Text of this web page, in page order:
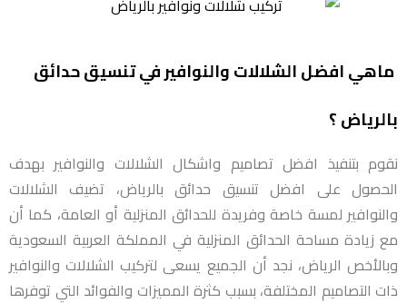
ماهي افضل الشلالات والنوافير في تنسيق حدائق
بالرياض ؟
نقوم بتنفيذ افضل تصاميم واشكال الشلالات والنوافير بهدف
الحصول على افضل تنسيق حدائق بالرياض، تضيف الشلالات
والنوافير لمسة خاصة وفريدة للحدائق المنزلية أو العامة، كما أن
مع زيادة مساحة الحدائق المنزلية في المملكة العربية السعودية
وبالأخص الرياض، نجد أن الجميع يسعى لتركيب الشلالات والنوافير
ذات التصاميم المختلفة، بسبب كثرة المميزات والفوائد التي توفرها